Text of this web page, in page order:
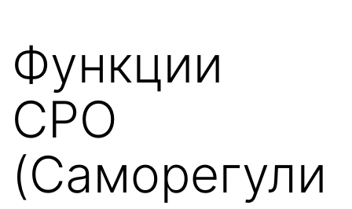
Функции
СРО
(Саморегули